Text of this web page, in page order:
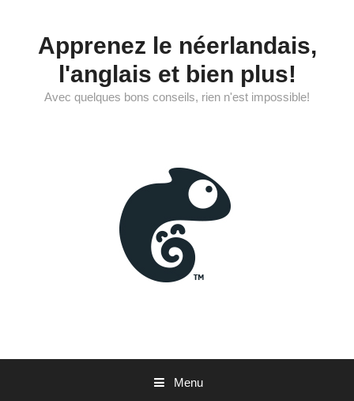
contenuApprenez le néerlandais,
l'anglais et bien plus!
Avec quelques bons conseils, rien n'est impossible!
Menu